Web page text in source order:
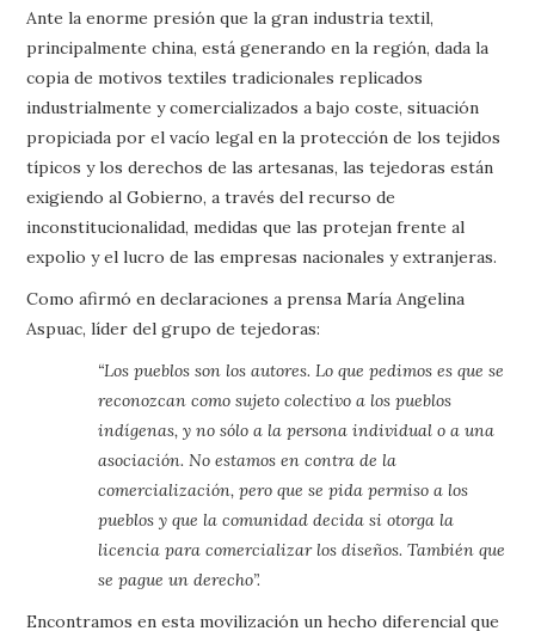
Ante la enorme presión que la gran industria textil,
principalmente china, está generando en la región, dada la
copia de motivos textiles tradicionales replicados
industrialmente y comercializados a bajo coste, situación
propiciada por el vacío legal en la protección de los tejidos
típicos y los derechos de las artesanas, las tejedoras están
exigiendo al Gobierno, a través del recurso de
inconstitucionalidad, medidas que las protejan frente al
expolio y el lucro de las empresas nacionales y extranjeras.
Como afirmó en declaraciones a prensa María Angelina
Aspuac, líder del grupo de tejedoras:
“Los pueblos son los autores. Lo que pedimos es que se
reconozcan como sujeto colectivo a los pueblos
indígenas, y no sólo a la persona individual o a una
asociación. No estamos en contra de la
comercialización, pero que se pida permiso a los
pueblos y que la comunidad decida si otorga la
licencia para comercializar los diseños. También que
se pague un derecho”.
Encontramos en esta movilización un hecho diferencial que